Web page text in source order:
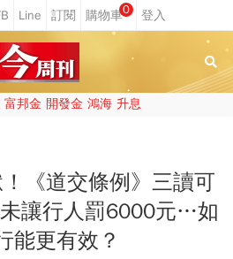
0
富邦金 開發金 鴻海 升息
《道交條例》三讀可
讓行人罰6000元…如
能更有效？